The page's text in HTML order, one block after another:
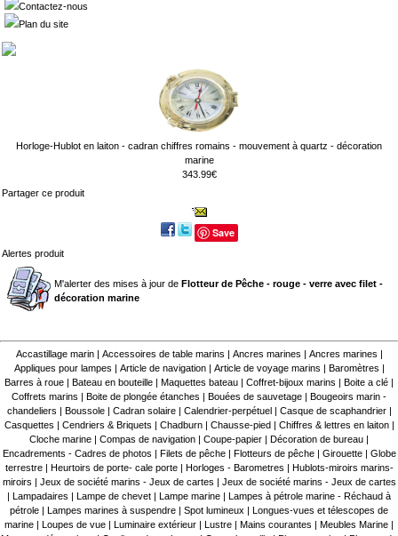
Contactez-nous
Plan du site
Horloge-Hublot en laiton - cadran chiffres romains - mouvement à quartz - décoration
marine
343.99€
Partager ce produit
Save
Alertes produit
M'alerter des mises à jour de Flotteur de Pêche - rouge - verre avec filet -
décoration marine
Accastillage marin| Accessoires de table marins Ancres marines Ancres marines
Appliques pour lampes
Article de navigation| Article de voyage marins Baromètres
Barres à roue
Bateau en bouteille Maquettes bateau Coffret-bijoux marins Boite a clé
Coffrets marins
Boite de plongée étanches Bouées de sauvetage
Bougeoirs marin -
chandeliers
Boussole| Cadran solaire| Calendrier-perpétuel Casque de scaphandrier|
Casquettes
Cendriers & Briquets Chadburn| Chausse-pied Chiffres & lettres en laiton|
Cloche marine
Compas de navigation Coupe-papier Décoration de bureau
Encadrements - Cadres de photos
Filets de pêche| Flotteurs de pêche| Girouette| Globe
terrestre| Heurtoirs de porte- cale porte| Horloges - Barometres
Hublots-miroirs marins-
miroirs
Jeux de société marins - Jeux de cartes
Jeux de société marins - Jeux de cartes
Lampadaires Lampe de chevet Lampe marine
Lampes à pétrole marine - Réchaud à
pétrole
Lampes marines à suspendre Spot lumineux
Longues-vues et télescopes de
marine
Loupes de vue Luminaire extérieur Lustre Mains courantes Meubles Marine